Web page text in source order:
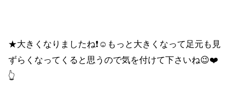
★大きくなりましたね❗☺️もっと大きくなって足元も見
ずらくなってくると思うので気を付けて下さいね😉❤️
👆